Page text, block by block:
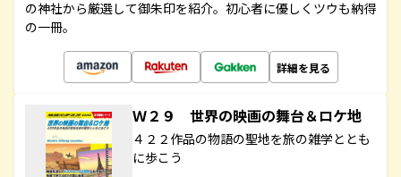
の神社から厳選して御朱印を紹介。初心者に優しくツウも納得
の一冊。
詳細を見る
Ｗ２９ 世界の映画の舞台＆ロケ地
４２２作品の物語の聖地を旅の雑学ととも
に歩こう